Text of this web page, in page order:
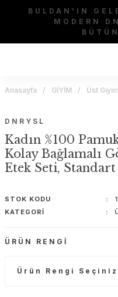
BULDAN'IN
MODERN
Anasayfa GİYİM Üst
DNRYSL
Kadın %100
Kolay Bağlamalı
Etek Seti, Standart
STOK KODU
KATEGORI
ÜRÜN RENGI